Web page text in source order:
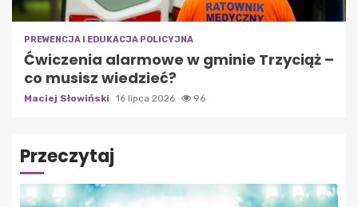
PREWENCJA I EDUKACJA POLICYJNA
Ćwiczenia alarmowe w gminie Trzyciąż –
co musisz wiedzieć?
Maciej Słowiński 16 lipca 2026 96
Przeczytaj